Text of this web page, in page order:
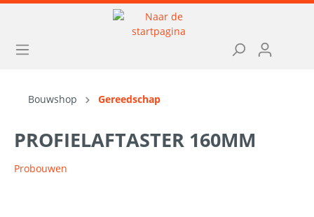
Bouwshop Gereedschap
PROFIELAFTASTER 160MM
Probouwen